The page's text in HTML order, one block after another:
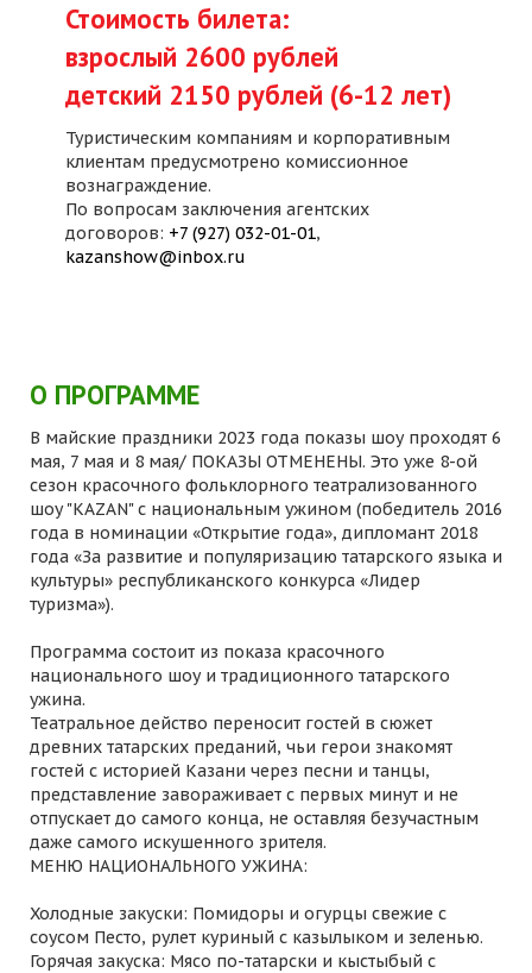
Стоимость билета:
взрослый 2600 рублей
детский 2150 рублей (6-12 лет)
Туристическим компаниям и корпоративным
клиентам предусмотрено комиссионное
вознаграждение.
По вопросам заключения агентских
договоров: +7 (927) 032-01-01,
kazanshow@inbox.ru
О ПРОГРАММЕ
В майские праздники 2023 года показы шоу проходят 6
мая, 7 мая и 8 мая/ ПОКАЗЫ ОТМЕНЕНЫ. Это уже 8-ой
сезон красочного фольклорного театрализованного
шоу "KAZAN" с национальным ужином (победитель 2016
года в номинации «Открытие года», дипломант 2018
года «За развитие и популяризацию татарского языка и
культуры» республиканского конкурса «Лидер
туризма»).
Программа состоит из показа красочного
национального шоу и традиционного татарского
ужина.
Театральное действо переносит гостей в сюжет
древних татарских преданий, чьи герои знакомят
гостей с историей Казани через песни и танцы,
представление завораживает с первых минут и не
отпускает до самого конца, не оставляя безучастным
даже самого искушенного зрителя.
МЕНЮ НАЦИОНАЛЬНОГО УЖИНА:
Холодные закуски: Помидоры и огурцы свежие с
соусом Песто, рулет куриный с казылыком и зеленью.
Горячая закуска: Мясо по-татарски и кыстыбый с